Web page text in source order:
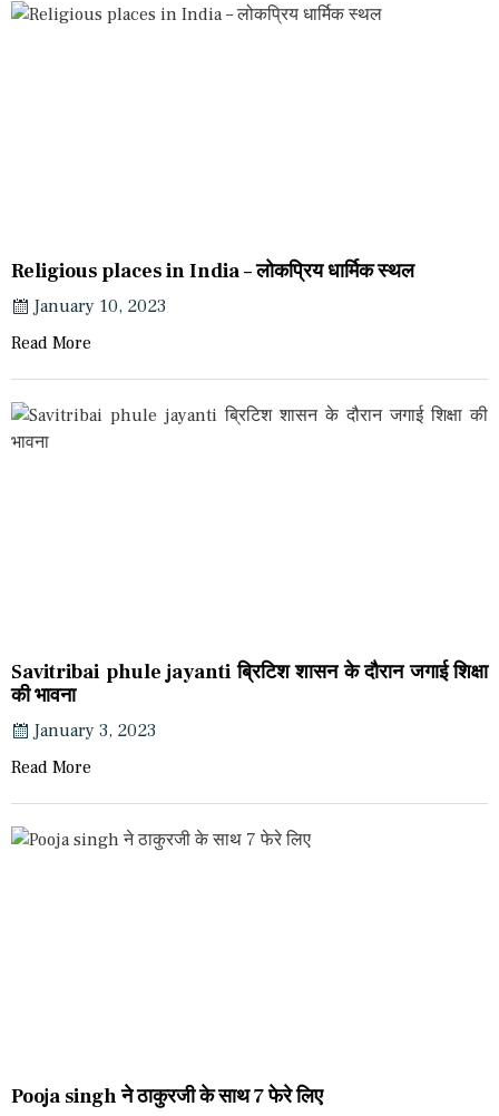
Religious places in India – लोकप्रिय धार्मिक स्थल
January 10, 2023
Read More
Savitribai phule jayanti ब्रिटिश शासन के दौरान जगाई शिक्षा
की भावना
January 3, 2023
Read More
Pooja singh ने ठाकुरजी के साथ 7 फेरे लिए